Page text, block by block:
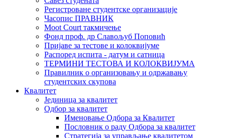
Регистроване студентске организације
Часопис ПРАВНИК
Moot Court такмичење
Фонд проф. др Славољуб Поповић
Пријаве за тестове и колоквијуме
Распоред испита - датум и сатница
ТЕРМИНИ ТЕСТОВА И КОЛОКВИЈУМА
Правилник о организовању и одржавању
студентских скупова
Квалитет
Јединица за квалитет
Одбор за квалитет
Именовање Одбора за Квалитет
Пословник о раду Одбора за квалитет
Стратегија за управљање квалитетом